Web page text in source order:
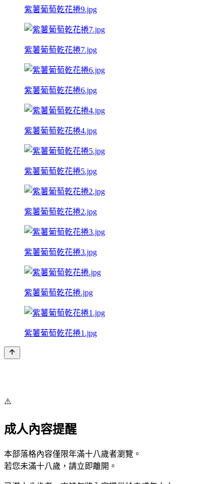
紫薯葡萄乾花捲9.jpg
紫薯葡萄乾花捲7.jpg
紫薯葡萄乾花捲6.jpg
紫薯葡萄乾花捲4.jpg
紫薯葡萄乾花捲5.jpg
紫薯葡萄乾花捲2.jpg
紫薯葡萄乾花捲3.jpg
紫薯葡萄乾花捲.jpg
紫薯葡萄乾花捲1.jpg
⚠️
成人內容提醒
本部落格內容僅限年滿十八歲者瀏覽。
若您未滿十八歲，請立即離開。